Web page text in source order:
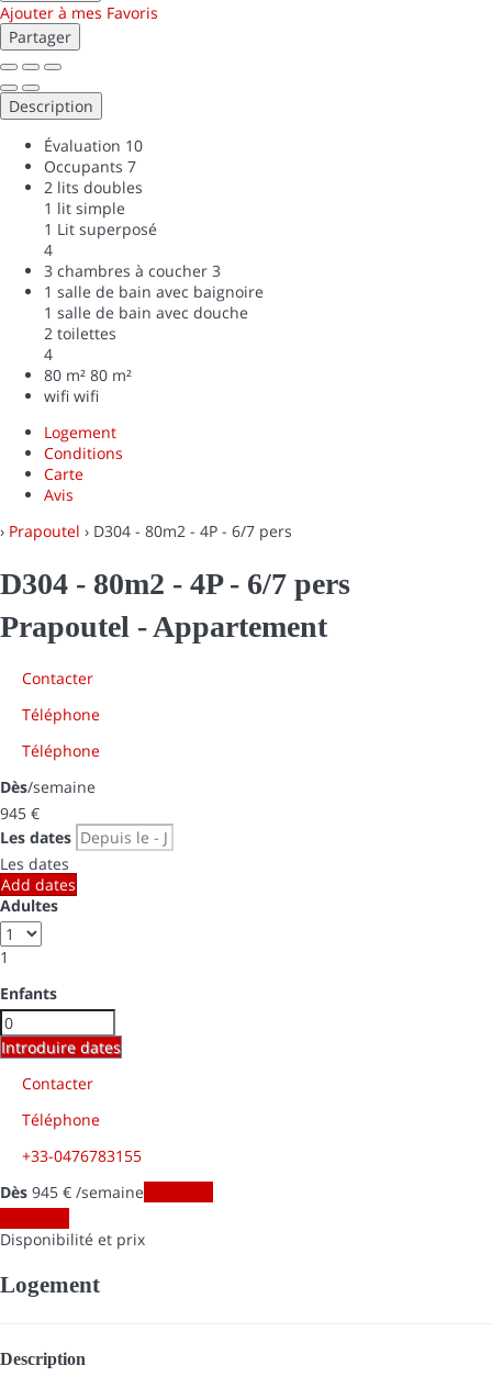
Ajouter à mes Favoris
Partager
Description
Évaluation 10
Occupants 7
2 lits doubles
1 lit simple
1 Lit superposé
4
3 chambres à coucher 3
1 salle de bain avec baignoire
1 salle de bain avec douche
2 toilettes
4
80 m² 80 m²
wifi wifi
Logement
Conditions
Carte
Avis
› Prapoutel › D304 - 80m2 - 4P - 6/7 pers
D304 - 80m2 - 4P - 6/7 pers
Prapoutel -Appartement
Contacter
Téléphone
Téléphone
Dès/semaine
945 €
Les dates
Les dates
Add dates
Adultes
1
Enfants
Introduire dates
Contacter
Téléphone
+33-0476783155
Dès 945 € /semaine
Disponibilité et prix
Logement
Description